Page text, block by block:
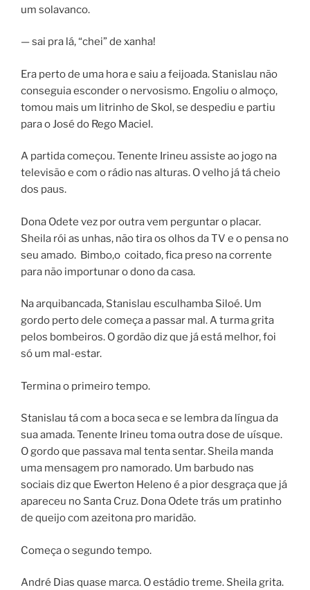
um solavanco.
— sai pra lá, “chei” de xanha!
Era perto de uma hora e saiu a feijoada. Stanislau não
conseguia esconder o nervosismo. Engoliu o almoço,
tomou mais um litrinho de Skol, se despediu e partiu
para o José do Rego Maciel.
A partida começou. Tenente Irineu assiste ao jogo na
televisão e com o rádio nas alturas. O velho já tá cheio
dos paus.
Dona Odete vez por outra vem perguntar o placar.
Sheila rói as unhas, não tira os olhos da TV e o pensa no
seu amado. Bimbo,o coitado, fica preso na corrente
para não importunar o dono da casa.
Na arquibancada, Stanislau esculhamba Siloé. Um
gordo perto dele começa a passar mal. A turma grita
pelos bombeiros. O gordão diz que já está melhor, foi
só um mal-estar.
Termina o primeiro tempo.
Stanislau tá com a boca seca e se lembra da língua da
sua amada. Tenente Irineu toma outra dose de uísque.
O gordo que passava mal tenta sentar. Sheila manda
uma mensagem pro namorado. Um barbudo nas
sociais diz que Ewerton Heleno é a pior desgraça que já
apareceu no Santa Cruz. Dona Odete trás um pratinho
de queijo com azeitona pro maridão.
Começa o segundo tempo.
André Dias quase marca. O estádio treme. Sheila grita.